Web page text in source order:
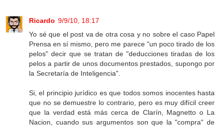
Ricardo 9/9/10, 18:17
Yo sé que el post va de otra cosa y no sobre el caso Papel
Prensa en sí mismo, pero me parece "un poco tirado de los
pelos" decir que se tratan de "deducciones tiradas de los
pelos a partir de unos documentos prestados, supongo por
la Secretaría de Inteligencia".
Si, el principio jurídico es que todos somos inocentes hasta
que no se demuestre lo contrario, pero es muy difícil creer
que la verdad está más cerca de Clarín, Magnetto o La
Nacion, cuando sus argumentos son que la "compra" de